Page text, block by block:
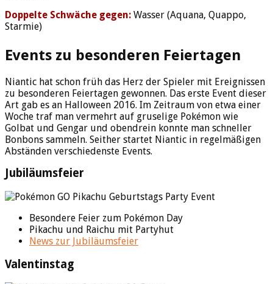
Doppelte Schwäche gegen: Wasser (Aquana, Quappo,
Starmie)
Events zu besonderen Feiertagen
Niantic hat schon früh das Herz der Spieler mit Ereignissen
zu besonderen Feiertagen gewonnen. Das erste Event dieser
Art gab es an Halloween 2016. Im Zeitraum von etwa einer
Woche traf man vermehrt auf gruselige Pokémon wie
Golbat und Gengar und obendrein konnte man schneller
Bonbons sammeln. Seither startet Niantic in regelmäßigen
Abständen verschiedenste Events.
Jubiläumsfeier
Besondere Feier zum Pokémon Day
Pikachu und Raichu mit Partyhut
News zur Jubiläumsfeier
Valentinstag